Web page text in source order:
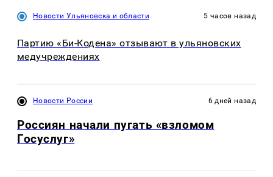
Новости Ульяновска и области 5 часов назад
Партию «Би-Кодена» отзывают в ульяновских
медучреждениях
Новости России 6 дней назад
Россиян начали пугать «взломом
Госуслуг»